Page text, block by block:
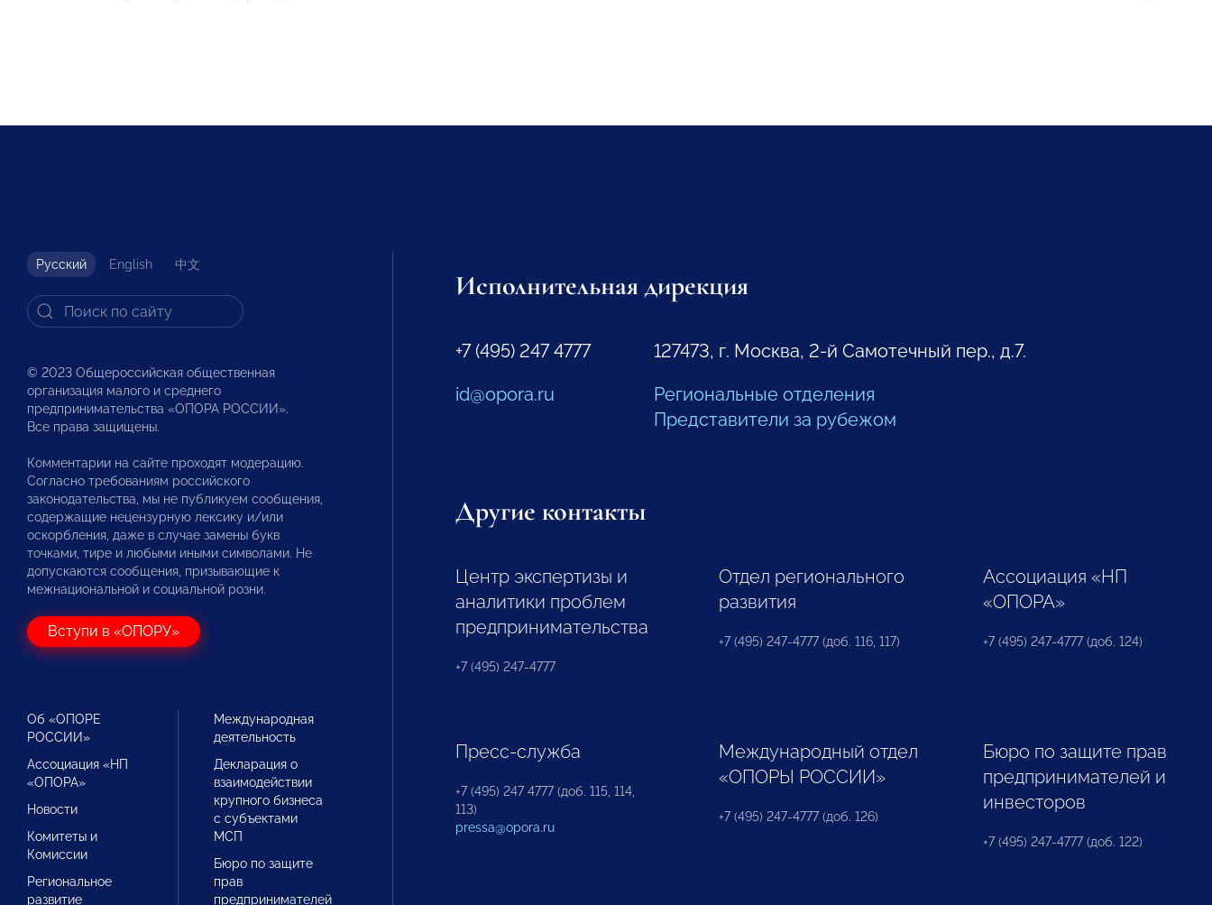
Русский English 中文
© 2023 Общероссийская общественная
организация малого и среднего
предпринимательства «ОПОРА РОССИИ».
Все права защищены.
Комментарии на сайте проходят модерацию.
Согласно требованиям российского
законодательства, мы не публикуем сообщения,
содержащие нецензурную лексику и/или
оскорбления, даже в случае замены букв
точками, тире и любыми иными символами. Не
допускаются сообщения, призывающие к
межнациональной и социальной розни.
Вступи в «ОПОРУ»
Об «ОПОРЕ
РОССИИ»
Ассоциация «НП
«ОПОРА»
Новости
Комитеты и
Комиссии
Региональное
развитие
Международная
деятельность
Декларация о
взаимодействии
крупного бизнеса
с субъектами
МСП
Бюро по защите
прав
предпринимателей
Исполнительная дирекция
+7 (495) 247 4777
id@opora.ru
127473, г. Москва, 2-й Самотечный пер., д.7.
Региональные отделения
Представители за рубежом
Другие контакты
Центр экспертизы и
аналитики проблем
предпринимательства
+7 (495) 247-4777
Отдел регионального
развития
+7 (495) 247-4777 (доб. 116, 117)
Ассоциация «НП
«ОПОРА»
+7 (495) 247-4777 (доб. 124)
Пресс-служба
+7 (495) 247 4777 (доб. 115, 114,
113)
pressa@opora.ru
Международный отдел
«ОПОРЫ РОССИИ»
+7 (495) 247-4777 (доб. 126)
Бюро по защите прав
предпринимателей и
инвесторов
+7 (495) 247-4777 (доб. 122)